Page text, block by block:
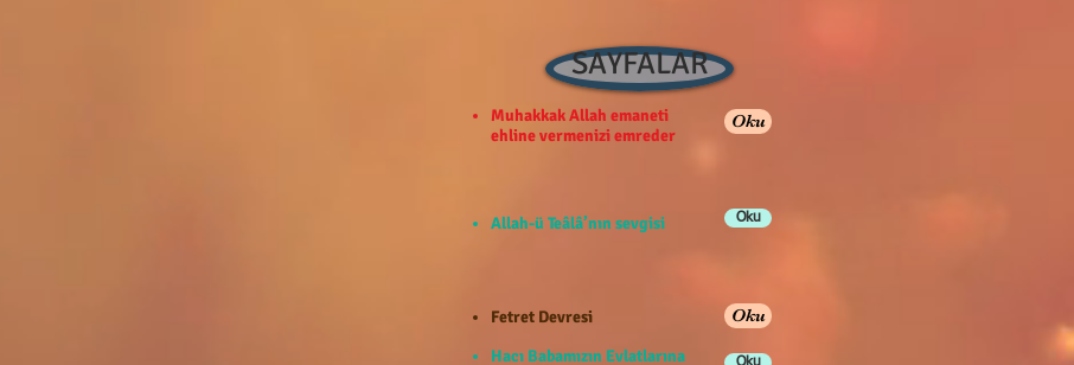
Muhakkak Allah emaneti
ehline vermenizi emreder
Oku
Allah-ü Teâlâ’nın sevgisi Oku
Fetret Devresi Oku
Hacı Babamızın Evlatlarına
SAYFALAR